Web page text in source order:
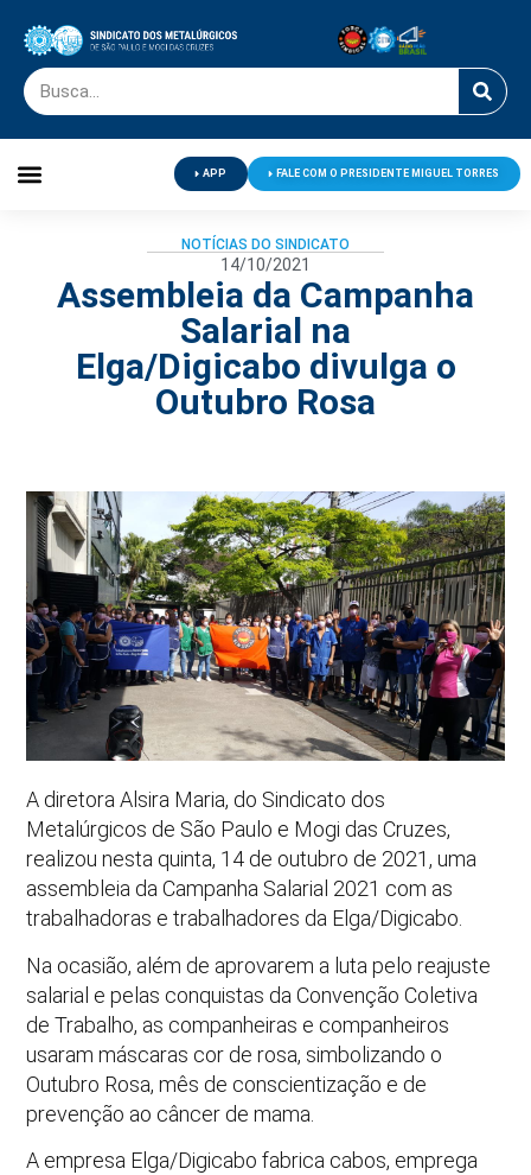
APP FALE COM O PRESIDENTE MIGUEL TORRES
NOTÍCIAS DO SINDICATO
14/10/2021
Assembleia da Campanha
Salarial na
Elga/Digicabo divulga o
Outubro Rosa
A diretora Alsira Maria, do Sindicato dos
Metalúrgicos de São Paulo e Mogi das Cruzes,
realizou nesta quinta, 14 de outubro de 2021, uma
assembleia da Campanha Salarial 2021 com as
trabalhadoras e trabalhadores da Elga/Digicabo.
Na ocasião, além de aprovarem a luta pelo reajuste
salarial e pelas conquistas da Convenção Coletiva
de Trabalho, as companheiras e companheiros
usaram máscaras cor de rosa, simbolizando o
Outubro Rosa, mês de conscientização e de
prevenção ao câncer de mama.
A empresa Elga/Digicabo fabrica cabos, emprega